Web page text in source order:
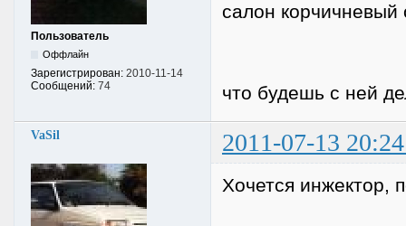
Пользователь
Оффлайн
Зарегистрирован: 2010-11-14
Сообщений: 74
салон корчичневый
что будешь с ней
VaSil 2011-07-13
Хочется инжектор,